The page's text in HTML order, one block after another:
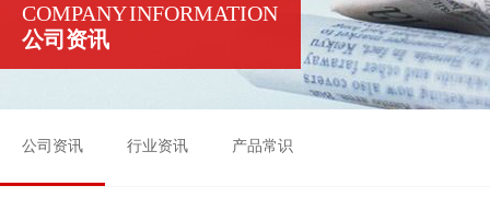
COMPANY INFORMATION
公司资讯
公司资讯 行业资讯 产品常识